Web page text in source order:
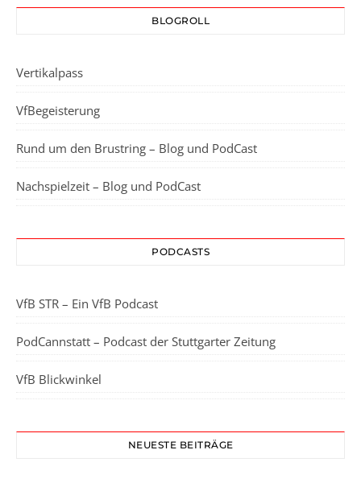
BLOGROLL
Vertikalpass
VfBegeisterung
Rund um den Brustring – Blog und PodCast
Nachspielzeit – Blog und PodCast
PODCASTS
VfB STR – Ein VfB Podcast
PodCannstatt – Podcast der Stuttgarter Zeitung
VfB Blickwinkel
NEUESTE BEITRÄGE